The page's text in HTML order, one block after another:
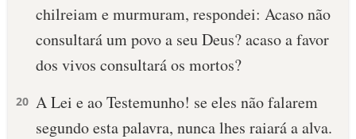
chilreiam e murmuram, respondei: Acaso não
consultará um povo a seu Deus? acaso a favor
dos vivos consultará os mortos?
20 A Lei e ao Testemunho! se eles não falarem
segundo esta palavra, nunca lhes raiará a alva.